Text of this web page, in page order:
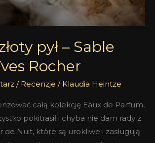
pył – Sable
Rocher
/ Recenzje / Klaudia Heintze
całą kolekcję Eaux de Parfum,
pokitrasił i chyba nie dam rady z
de Nuit, które są urokliwe i zasługują